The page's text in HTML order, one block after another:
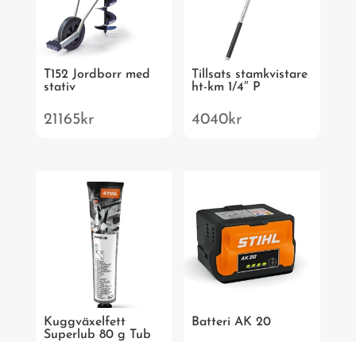
T152 Jordborr med
stativ
21165kr
Tillsats stamkvistare
ht-km 1/4″ P
4040kr
Kuggväxelfett
Superlub 80 g Tub
Batteri AK 20